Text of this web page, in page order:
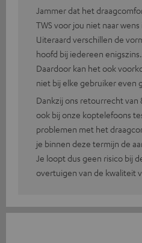
Jammer dat het
TWS voor jou niet naar wens
Uiteraard verschillen de
hoofd bij iedereen enigszins.
Daardoor kan het ook
niet bij elke gebruiker even
Dankzij ons retourrecht
ook bij onze koptelefoons
problemen met het
je binnen deze termijn de
Je loopt dus geen risico bij
overtuigen van de kwaliteit